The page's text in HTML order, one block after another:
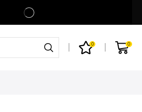
per ordini superiori a 99€
0 0